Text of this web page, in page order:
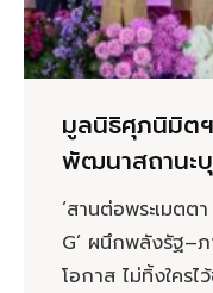
มูลนิธิศุภนิมิต
พัฒนาสถานะ
‘สานต่อพระเมต
G’ ผนึกพลังรัฐ–
โอกาส ไม่ทิ้งใครไ